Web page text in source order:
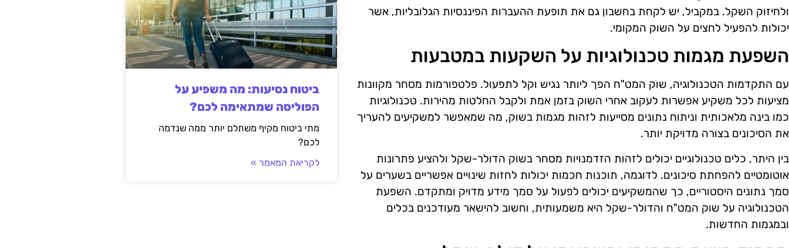
ולחיזוק השקל. במקביל, יש לקחת בחשבון גם את תופעת ההעברות הפיננסיות הגלובליות, אשר
יכולות להפעיל לחצים על השוק המקומי.
השפעת מגמות טכנולוגיות על השקעות במטבעות
עם התקדמות הטכנולוגיה, שוק המט"ח הפך ליותר נגיש וקל לתפעול. פלטפורמות מסחר מקוונות
מציעות לכל משקיע אפשרות לעקוב אחרי השוק בזמן אמת ולקבל החלטות מהירות. טכנולוגיות
כמו בינה מלאכותית וניתוח נתונים מסייעות לזהות מגמות בשוק, מה שמאפשר למשקיעים להעריך
את הסיכונים בצורה מדויקת יותר.
בין היתר, כלים טכנולוגיים יכולים לזהות הזדמנויות מסחר בשוק הדולר-שקל ולהציע פתרונות
אוטומטיים להפחתת סיכונים. לדוגמה, תוכנות חכמות יכולות לחזות שינויים אפשריים בשערים על
סמך נתונים היסטוריים, כך שהמשקיעים יכולים לפעול על סמך מידע מדויק ומתקדם. השפעת
הטכנולוגיה על שוק המט"ח והדולר-שקל היא משמעותית, וחשוב להישאר מעודכנים בכלים
ובמגמות החדשות.
ביטוח נסיעות: מה משפיע על
הפוליסה שמתאימה לכם?
מתי ביטוח מקיף משתלם יותר ממה שנדמה
לכם?
לקריאת המאמר »